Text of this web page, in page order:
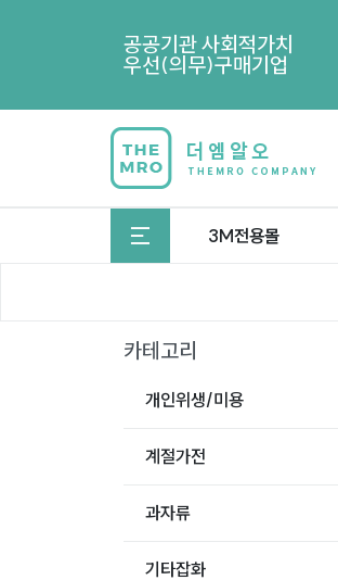
공공기관 사회적가치
우선(의무)구매기업
3M전용몰
카테고리
개인위생/미용
계절가전
과자류
기타잡화